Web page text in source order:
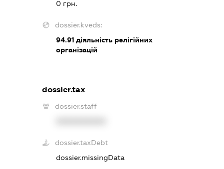
0 грн.
dossier.kveds:
94.91діяльність релігійних
організацій
dossier.tax
dossier.staff
dossier.taxDebt
dossier.missingData